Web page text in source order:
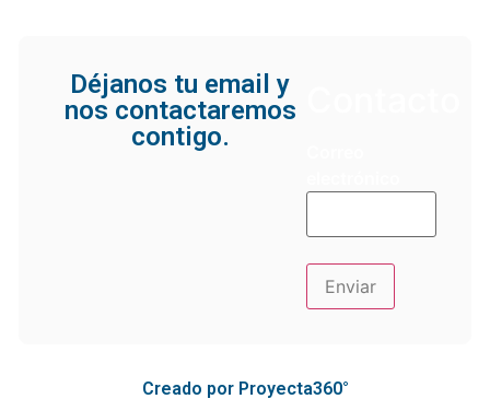
Déjanos tu email y
nos contactaremos
contigo.
Creado por Proyecta360°